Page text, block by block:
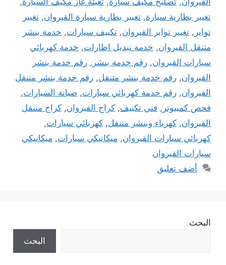
تغيير بطارية سيارة, تغيير بطارية سيارة القيروان, تغيير
تواير , تغيير تواير القيروان, تكييف سيارات, خدمة بنشر
متنقل القيروان, خدمة تبديل اطارات, خدمة كهربائي
سيارات القيروان, رقم خدمة بنشر , رقم خدمة بنشر
القيروان, رقم خدمة بنشر متنقل, رقم خدمة بنشر متنقل
القيروان, رقم خدمة كهربائي سيارات, صيانة السيارات,
فحص كمبيوتر , فني تكييف, كراج القيروان, كراج متنقل
القيروان, كهرباء وبنشر متنقل, كهربائي سيارات,
كهربائي سيارات القيروان, ميكانيكي سيارات, ميكانيكي
سيارات القيروان
أضف تعليق
البحث
البحث